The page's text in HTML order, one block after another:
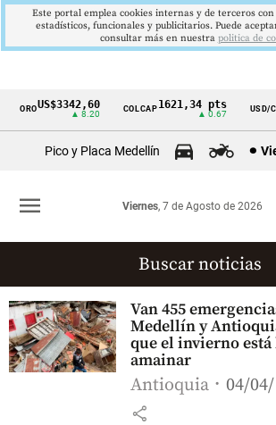
Cintillo
Colombia
OROUS$3342,60
▲ 8.20
COLCAP1621,34 pts
▲ 0.67
USD/
Pico y Placa Medellín
Viernes, 7 de Agosto de 2026
menu
Buscar noticias
Inundación (1479 resultados)
Van 455
Medellín y
que el invierno está
amainar
Antioquia 04/
share
Este portal emplea cookies internas y de terceros
estadísticos, funcionales y publicitarios. Puede
consultar más en nuestra politica de